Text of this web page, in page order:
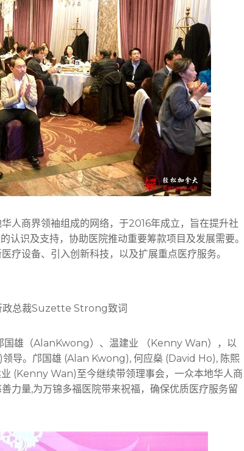
人商界领袖组成的网络，于2016年成立，旨在提升社
识及支持，协助医院推动重要筹款项目及发展需要。
疗设备、引入创新科技，以及扩展重点医疗服务。
政总裁Suzette Strong致词
国雄（AlanKwong）、温建业 （Kenny Wan），以
导。邝国雄 (Alan Kwong), 何应燊 (David Ho), 陈熙
(Kenny Wan)至今继续带领理事会，一众本地华人商
力量,为万锦多福医院带来祝福，确保优质医疗服务留